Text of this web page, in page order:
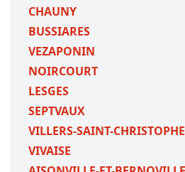
CHAUNY
BUSSIARES
VEZAPONIN
NOIRCOURT
LESGES
SEPTVAUX
VILLERS-SAINT-CHRISTOPHE
VIVAISE